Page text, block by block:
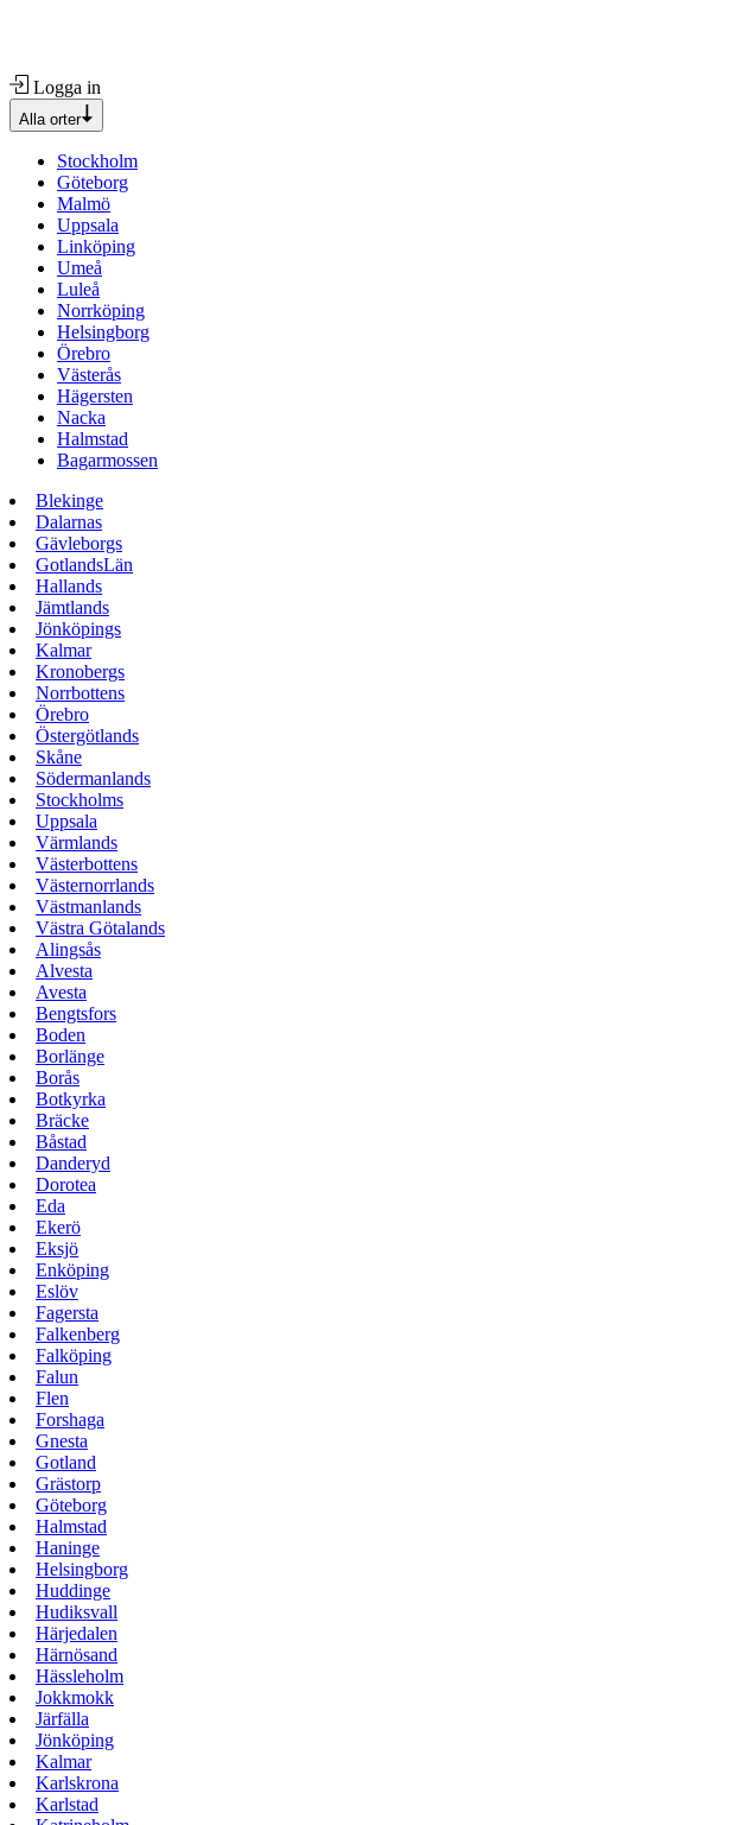
Logga in
Alla orter
Stockholm
Göteborg
Malmö
Uppsala
Linköping
Umeå
Luleå
Norrköping
Helsingborg
Örebro
Västerås
Hägersten
Nacka
Halmstad
Bagarmossen
Blekinge
Dalarnas
Gävleborgs
GotlandsLän
Hallands
Jämtlands
Jönköpings
Kalmar
Kronobergs
Norrbottens
Örebro
Östergötlands
Skåne
Södermanlands
Stockholms
Uppsala
Värmlands
Västerbottens
Västernorrlands
Västmanlands
Västra Götalands
Alingsås
Alvesta
Avesta
Bengtsfors
Boden
Borlänge
Borås
Botkyrka
Bräcke
Båstad
Danderyd
Dorotea
Eda
Ekerö
Eksjö
Enköping
Eslöv
Fagersta
Falkenberg
Falköping
Falun
Flen
Forshaga
Gnesta
Gotland
Grästorp
Göteborg
Halmstad
Haninge
Helsingborg
Huddinge
Hudiksvall
Härjedalen
Härnösand
Hässleholm
Jokkmokk
Järfälla
Jönköping
Kalmar
Karlskrona
Karlstad